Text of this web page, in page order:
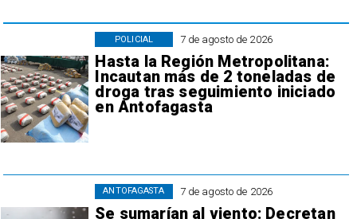
7 de agosto de 2026
Hasta la Región Metropolitana:
Incautan más de 2 toneladas de
droga tras seguimiento iniciado
en Antofagasta
POLICIAL
7 de agosto de 2026
Se sumarían al viento: Decretan
ANTOFAGASTA